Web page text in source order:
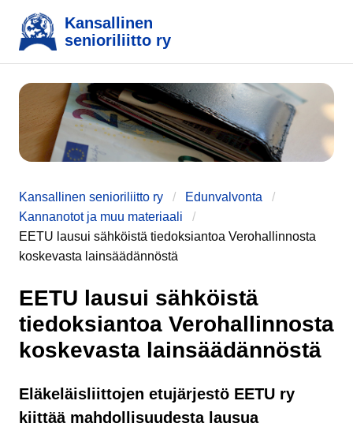
Kansallinen
senioriliitto ry
Kansallinen senioriliitto ry
Edunvalvonta
Kannanotot ja muu materiaali
EETU lausui sähköistä tiedoksiantoa Verohallinnosta
koskevasta lainsäädännöstä
EETU lausui sähköistä
tiedoksiantoa Verohallinnosta
koskevasta lainsäädännöstä
Eläkeläisliittojen etujärjestö EETU ry
kiittää mahdollisuudesta lausua